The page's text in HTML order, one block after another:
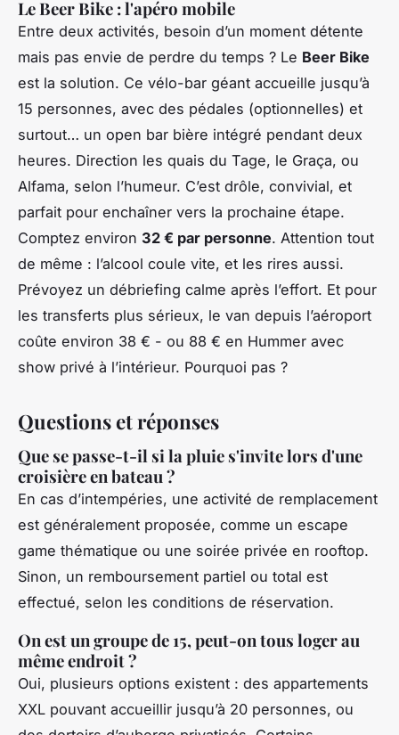
Le Beer Bike : l'apéro mobile
Entre deux activités, besoin d’un moment détente
mais pas envie de perdre du temps ? Le Beer Bike
est la solution. Ce vélo-bar géant accueille jusqu’à
15 personnes, avec des pédales (optionnelles) et
surtout… un open bar bière intégré pendant deux
heures. Direction les quais du Tage, le Graça, ou
Alfama, selon l’humeur. C’est drôle, convivial, et
parfait pour enchaîner vers la prochaine étape.
Comptez environ 32 € par personne. Attention tout
de même : l’alcool coule vite, et les rires aussi.
Prévoyez un débriefing calme après l’effort. Et pour
les transferts plus sérieux, le van depuis l’aéroport
coûte environ 38 € - ou 88 € en Hummer avec
show privé à l’intérieur. Pourquoi pas ?
Questions et réponses
Que se passe-t-il si la pluie s'invite lors d'une
croisière en bateau ?
En cas d’intempéries, une activité de remplacement
est généralement proposée, comme un escape
game thématique ou une soirée privée en rooftop.
Sinon, un remboursement partiel ou total est
effectué, selon les conditions de réservation.
On est un groupe de 15, peut-on tous loger au
même endroit ?
Oui, plusieurs options existent : des appartements
XXL pouvant accueillir jusqu’à 20 personnes, ou